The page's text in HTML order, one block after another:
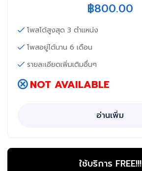
฿800.00
โพสได้สูงสุด 3 ตำแหน่ง
โพสอยู่ได้นาน 6 เดือน
รายละเอียดเพิ่มเติมอื่นๆ
NOT AVAILABLE
อ่านเพิ่ม
ใช้บริการ FREE!!!